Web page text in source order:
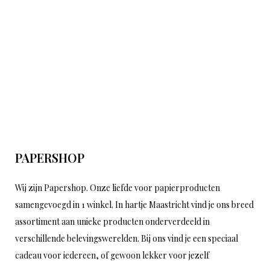
PAPERSHOP
Wij zijn Papershop. Onze liefde voor papierproducten
samengevoegd in 1 winkel. In hartje Maastricht vind je ons breed
assortiment aan unieke producten onderverdeeld in
verschillende belevingswerelden. Bij ons vind je een speciaal
cadeau voor iedereen, of gewoon lekker voor jezelf